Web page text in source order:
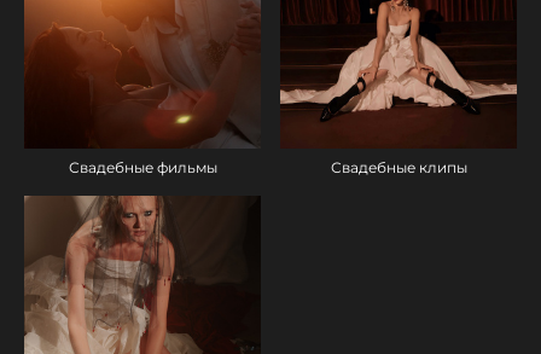
Свадебные фильмы Свадебные клипы